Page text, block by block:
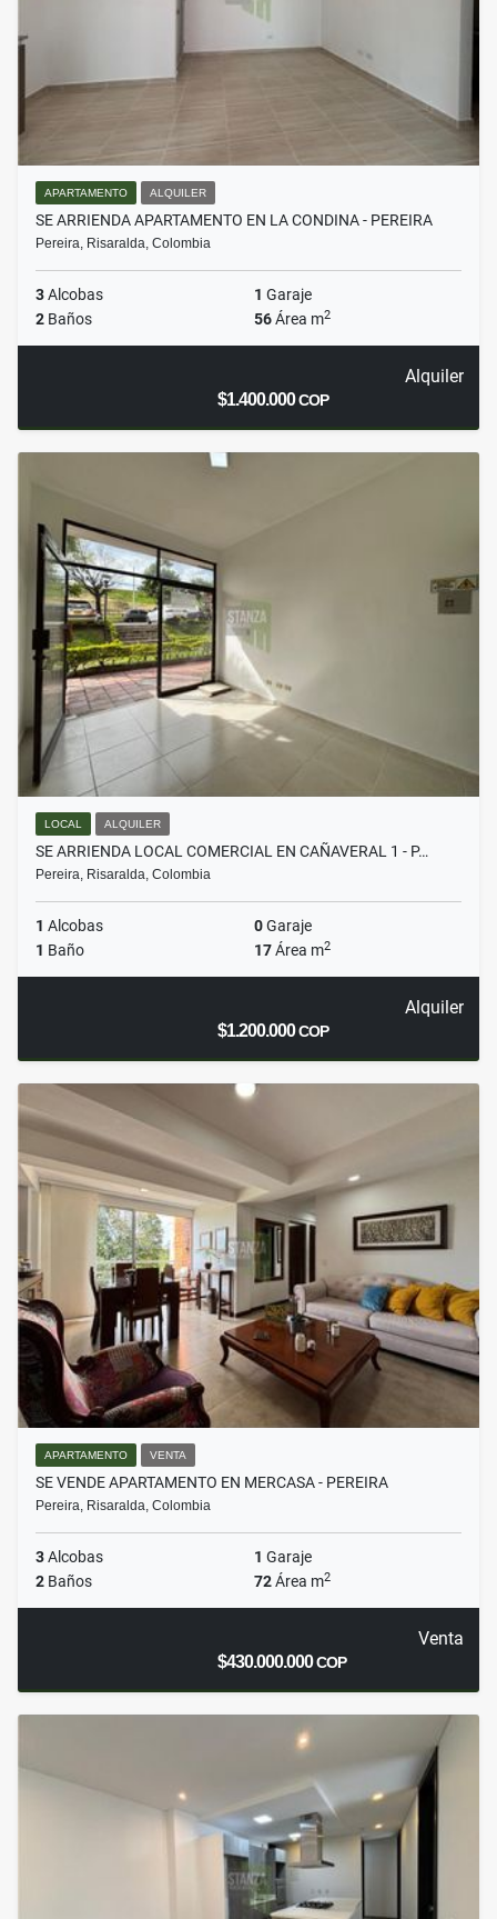
APARTAMENTO ALQUILER
SE ARRIENDA APARTAMENTO EN LA CONDINA - PEREIRA
Pereira, Risaralda, Colombia
3Alcobas 1 Garaje
2 Baños 56Área m2
Alquiler
$1.400.000COP
LOCAL ALQUILER
SE ARRIENDA LOCAL COMERCIAL EN CAÑAVERAL 1 - P…
Pereira, Risaralda, Colombia
1 Alcobas 0Garaje
1 Baño 17Área m2
Alquiler
$1.200.000COP
APARTAMENTO VENTA
SE VENDE APARTAMENTO EN MERCASA - PEREIRA
Pereira, Risaralda, Colombia
3Alcobas 1 Garaje
2 Baños 72Área m2
Venta
$430.000.000COP